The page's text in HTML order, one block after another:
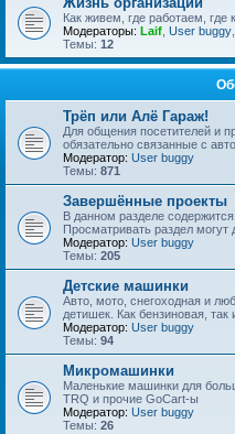
Как живем, где работаем, где
Модераторы: Laif User buggy
Темы: 12
Трёп или Алё Гараж!
Для общения посетителей и
обязательно связанные с
Модератор: User buggy
Темы: 871
Завершённые проекты
В данном разделе
Просматривать раздел могут
Модератор: User buggy
Темы: 205
Детские машинки
Авто, мото, снегоходная и
детишек. Как бензиновая, так
Модератор: User buggy
Темы: 94
Микромашинки
Маленькие машинки для
TRQ и прочие GoCart-ы
Модератор: User buggy
Темы: 26